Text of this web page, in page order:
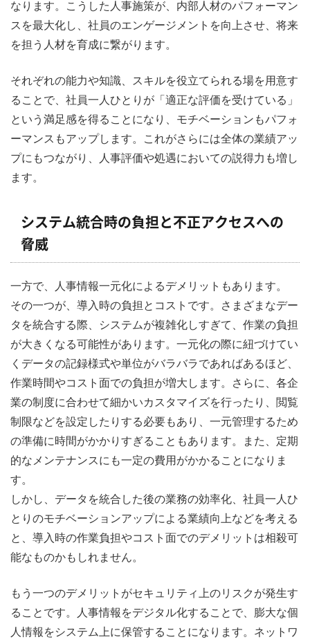
なります。こうした人事施策が、内部人材のパフォーマン
スを最大化し、社員のエンゲージメントを向上させ、将来
を担う人材を育成に繋がります。
それぞれの能力や知識、スキルを役立てられる場を用意す
ることで、社員一人ひとりが「適正な評価を受けている」
という満足感を得ることになり、モチベーションもパフォ
ーマンスもアップします。これがさらには全体の業績アッ
プにもつながり、人事評価や処遇においての説得力も増し
ます。
システム統合時の負担と不正アクセスへの
脅威
一方で、人事情報一元化によるデメリットもあります。
その一つが、導入時の負担とコストです。さまざまなデー
タを統合する際、システムが複雑化しすぎて、作業の負担
が大きくなる可能性があります。一元化の際に紐づけてい
くデータの記録様式や単位がバラバラであればあるほど、
作業時間やコスト面での負担が増大します。さらに、各企
業の制度に合わせて細かいカスタマイズを行ったり、閲覧
制限などを設定したりする必要もあり、一元管理するため
の準備に時間がかかりすぎることもあります。また、定期
的なメンテナンスにも一定の費用がかかることになりま
す。
しかし、データを統合した後の業務の効率化、社員一人ひ
とりのモチベーションアップによる業績向上などを考える
と、導入時の作業負担やコスト面でのデメリットは相殺可
能なものかもしれません。
もう一つのデメリットがセキュリティ上のリスクが発生す
ることです。人事情報をデジタル化することで、膨大な個
人情報をシステム上に保管することになります。ネットワ